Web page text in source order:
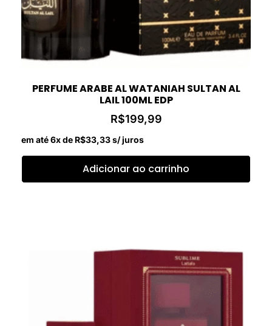
PERFUME ARABE AL WATANIAH SULTAN AL
LAIL 100ML EDP
R$199,99
em até 6x de R$33,33s/ juros
Adicionar ao carrinho